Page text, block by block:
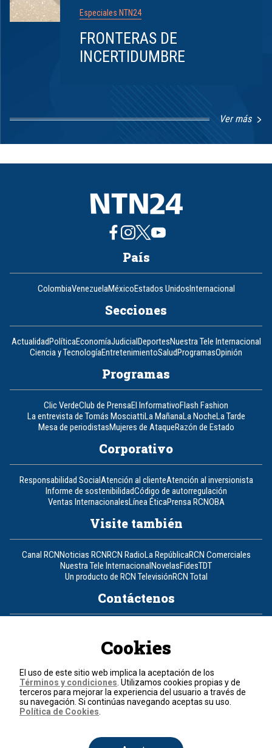
Especiales NTN24
FRONTERAS DE
INCERTIDUMBRE
Ver más
1
8
País
ColombiaVenezuelaMéxicoEstados UnidosInternacional
Secciones
ActualidadPolíticaEconomíaJudicialDeportesNuestra Tele Internacional
Ciencia y TecnologíaEntretenimientoSaludProgramasOpinión
Programas
Clic VerdeClub de PrensaEl InformativoFlash Fashion
La entrevista de Tomás MosciattiLa MañanaLa NocheLa Tarde
Mesa de periodistasMujeres de AtaqueRazón de Estado
Corporativo
Responsabilidad SocialAtención al clienteAtención al inversionista
Informe de sostenibilidadCódigo de autorregulación
Ventas InternacionalesLínea ÉticaPrensa RCNOBA
Visite también
Canal RCNNoticias RCNRCN RadioLa RepúblicaRCN Comerciales
Nuestra Tele InternacionalNovelasFidesTDT
Un producto de RCN TelevisiónRCN Total
Contáctenos
Política de cookies
Términos y condiciones
© 2026, RCN Medios.
Todos los derechos reservados.
Cookies
El uso de este sitio web implica la aceptación de los
Términos y condiciones . Utilizamos cookies propias y de
terceros para mejorar la experiencia del usuario a través de
su navegación. Si continúas navegando aceptas su uso.
Política de Cookies